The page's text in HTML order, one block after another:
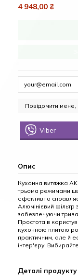
4 948,00 ₴
Viber
Опис
Кухонна витяжка
трьома режимами
ефективно
Алюмінієвий фільтр
забезпечуючи
Простота в
кухонною плитою
практичним, але й
інтер'єру. Вибирайте
Деталі продукту